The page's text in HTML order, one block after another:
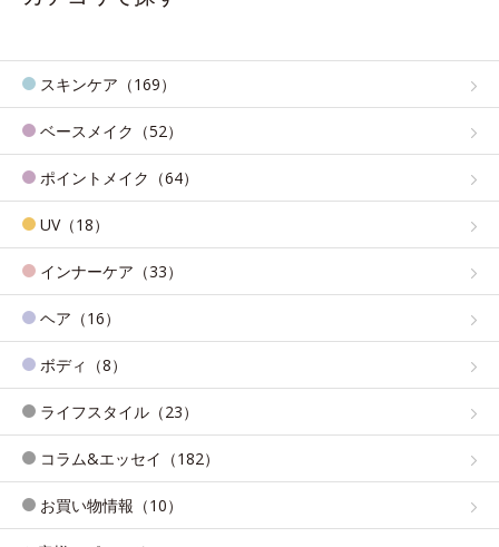
スキンケア（169）
ベースメイク（52）
ポイントメイク（64）
UV（18）
インナーケア（33）
ヘア（16）
ボディ（8）
ライフスタイル（23）
コラム&エッセイ（182）
お買い物情報（10）